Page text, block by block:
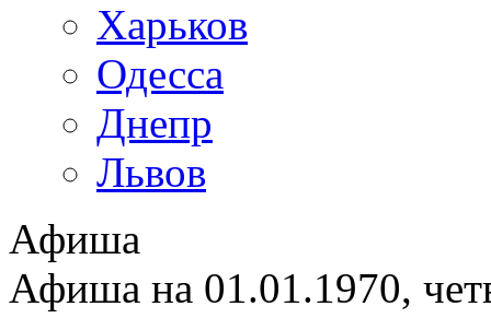
Харьков
Одесса
Днепр
Львов
Афиша
Афиша на 01.01.1970,